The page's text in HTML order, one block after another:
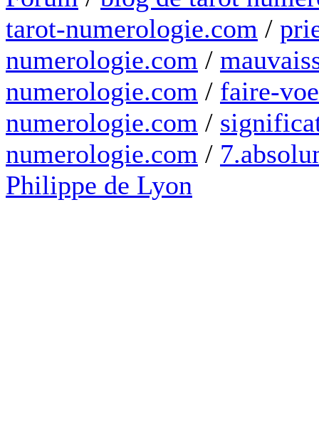
tarot-numerologie.com /
numerologie.com /
numerologie.com / faire-
numerologie.com /
numerologie.com /
Philippe de Lyon